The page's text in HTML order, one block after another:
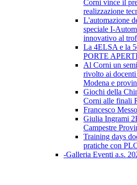
Corni vince il
realizzazione
L'automazione
speciale I-
innovativo al
La 4ELSA e la
PORTE
Al Corni un
rivolto ai
Modena e
Giochi della
Corni alle finali
Francesco
Giulia Ingrami
Campestre
Training days
pratiche con
-Galleria Eventi a.s.